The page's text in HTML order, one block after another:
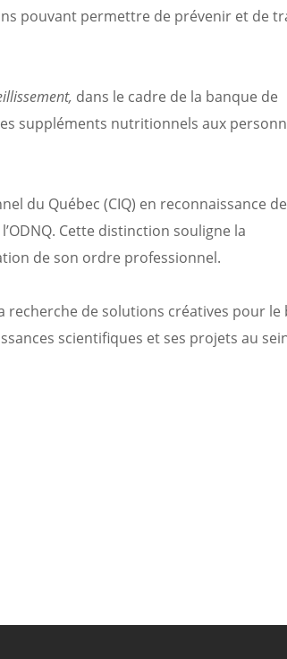
pouvant permettre de prévenir et de
dans le cadre de la banque de
suppléments nutritionnels aux
du Québec (CIQ) en reconnaissance
Cette distinction souligne la
de son ordre professionnel.
recherche de solutions créatives pour le
scientifiques et ses projets au